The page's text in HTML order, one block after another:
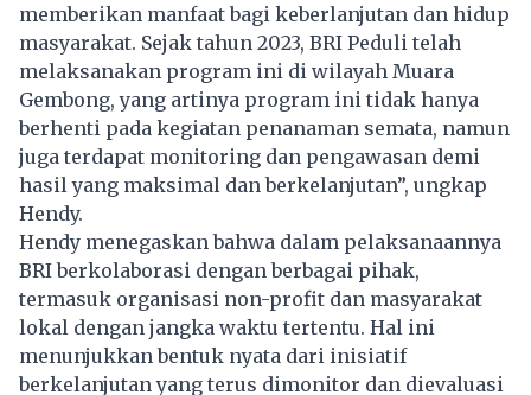
memberikan manfaat bagi keberlanjutan dan hidup
masyarakat. Sejak tahun 2023, BRI Peduli telah
melaksanakan program ini di wilayah Muara
Gembong, yang artinya program ini tidak hanya
berhenti pada kegiatan penanaman semata, namun
juga terdapat monitoring dan pengawasan demi
hasil yang maksimal dan berkelanjutan”, ungkap
Hendy.
Hendy menegaskan bahwa dalam pelaksanaannya
BRI berkolaborasi dengan berbagai pihak,
termasuk organisasi non-profit dan masyarakat
lokal dengan jangka waktu tertentu. Hal ini
menunjukkan bentuk nyata dari inisiatif
berkelanjutan yang terus dimonitor dan dievaluasi